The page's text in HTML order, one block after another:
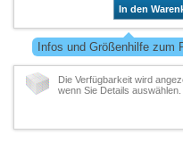
In den
Infos und Größenhilfe zum
Die Verfügbarkeit wird
wenn Sie Details auswählen.